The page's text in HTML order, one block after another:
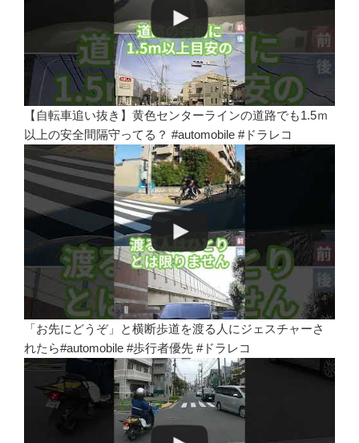
【自転車追い抜き】黄色センターラインの道路でも1.5ｍ
以上の安全間隔守ってる？ #automobile #ドラレコ
「お先にどうぞ」と横断歩道を渡る人にジェスチャーさ
れたら#automobile #歩行者優先 #ドラレコ